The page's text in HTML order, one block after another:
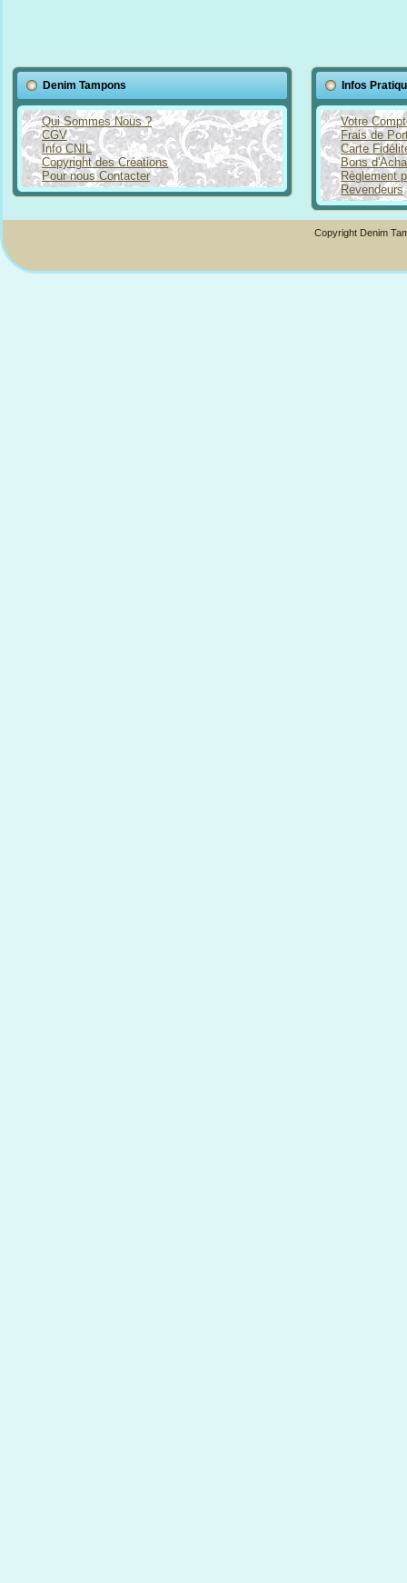
Denim Tampons
Qui Sommes Nous ?
CGV
Info CNIL
Copyright des Créations
Pour nous Contacter
Infos
Votre
Frais de
Carte
Bons
Règlement
Revendeurs
Copyright Denim